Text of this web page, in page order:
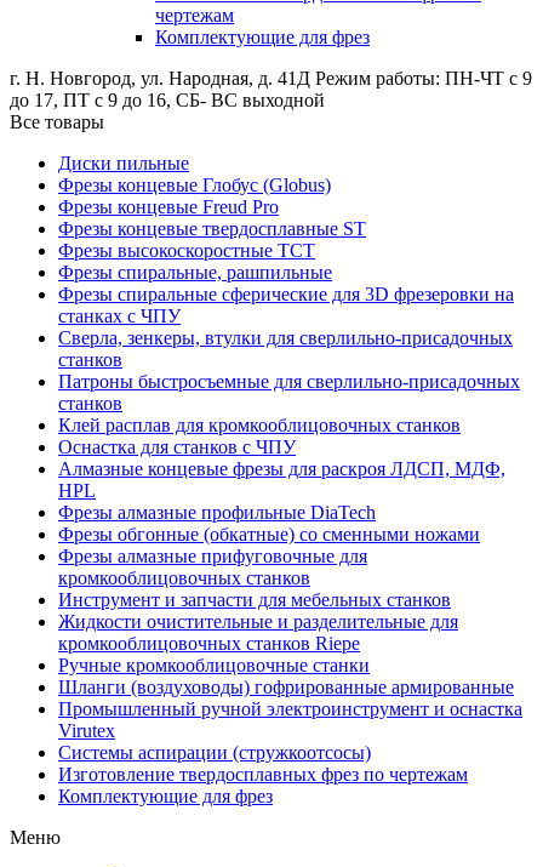
чертежам
Комплектующие для фрез
г. Н. Новгород, ул. Народная, д. 41Д Режим работы: ПН-ЧТ с 9
до 17, ПТ с 9 до 16, СБ- ВС выходной
Все товары
Диски пильные
Фрезы концевые Глобус (Globus)
Фрезы концевые Freud Pro
Фрезы концевые твердосплавные ST
Фрезы высокоскоростные ТСТ
Фрезы спиральные, рашпильные
Фрезы спиральные сферические для 3D фрезеровки на
станках с ЧПУ
Сверла, зенкеры, втулки для сверлильно-присадочных
станков
Патроны быстросъемные для сверлильно-присадочных
станков
Клей расплав для кромкооблицовочных станков
Оснастка для станков с ЧПУ
Алмазные концевые фрезы для раскроя ЛДСП, МДФ,
HPL
Фрезы алмазные профильные DiaTech
Фрезы обгонные (обкатные) со сменными ножами
Фрезы алмазные прифуговочные для
кромкооблицовочных станков
Инструмент и запчасти для мебельных станков
Жидкости очистительные и разделительные для
кромкооблицовочных станков Riepe
Ручные кромкооблицовочные станки
Шланги (воздуховоды) гофрированные армированные
Промышленный ручной электроинструмент и оснастка
Virutex
Системы аспирации (стружкоотсосы)
Изготовление твердосплавных фрез по чертежам
Комплектующие для фрез
Меню